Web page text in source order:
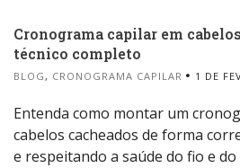
Cronograma capilar em
técnico completo
BLOG, CRONOGRAMA CAPILAR 1 DE
Entenda como montar um
cabelos cacheados de forma
e respeitando a saúde do fio e